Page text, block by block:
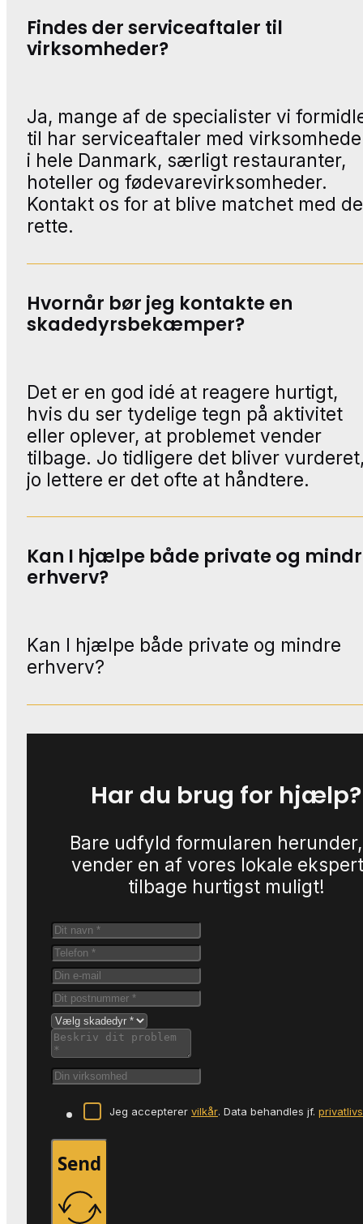
Findes der serviceaftaler til
virksomheder?
Ja, mange af de specialister vi
til har serviceaftaler med
i hele Danmark, særligt restauranter,
hoteller og fødevarevirksomheder.
Kontakt os for at blive matchet med
rette.
Hvornår bør jeg kontakte en
skadedyrsbekæmper?
Det er en god idé at reagere hurtigt,
hvis du ser tydelige tegn på aktivitet
eller oplever, at problemet vender
tilbage. Jo tidligere det bliver
jo lettere er det ofte at håndtere.
Kan I hjælpe både private og
erhverv?
Kan I hjælpe både private og mindre
erhverv?
Har du brug for hjælp?
Bare udfyld formularen
vender en af vores lokale
tilbage hurtigst muligt!
Jeg accepterer vilkår. Data behandles jf.
Send